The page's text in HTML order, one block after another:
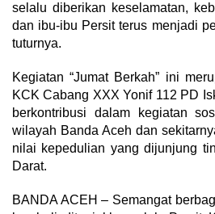
selalu diberikan keselamatan,
dan ibu-ibu Persit terus menjadi
tuturnya.
​Kegiatan “Jumat Berkah” ini
KCK Cabang XXX Yonif 112 PD
berkontribusi dalam kegiatan
wilayah Banda Aceh dan
nilai kepedulian yang dijunjung
Darat.
​BANDA ACEH – Semangat